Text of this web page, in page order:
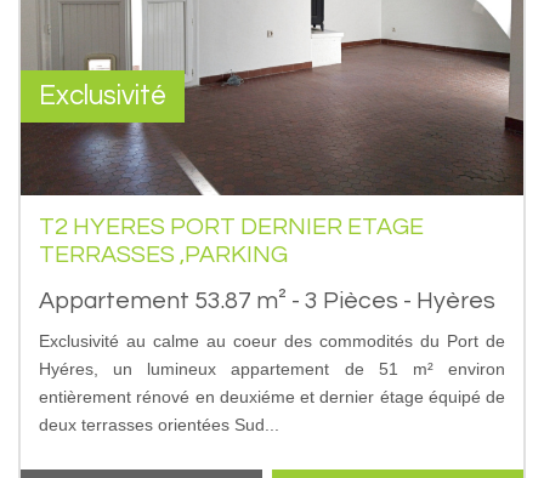
Exclusivité
T2 HYERES PORT DERNIER ETAGE
TERRASSES ,PARKING
Appartement 53.87 m² - 3 Pièces - Hyères
Exclusivité au calme au coeur des commodités du Port de
Hyéres, un lumineux appartement de 51 m² environ
entièrement rénové en deuxiéme et dernier étage équipé de
deux terrasses orientées Sud...